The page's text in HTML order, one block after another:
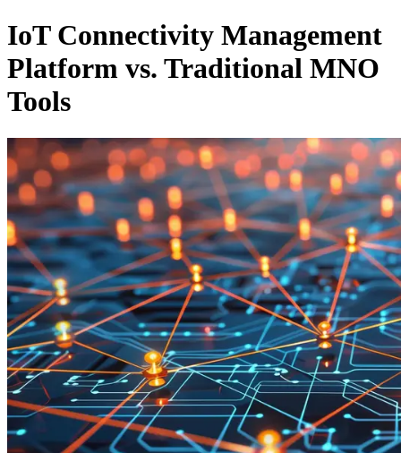
IoT Connectivity Management
Platform vs. Traditional MNO
Tools